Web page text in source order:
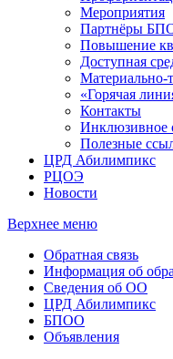
Мероприятия
Партнёры
Повышение
Доступная
Материально-
«Горячая
Контакты
Инклюзивное
Полезные
ЦРД Абилимпикс
РЦОЭ
Новости
Верхнее меню
Обратная связь
Информация об
Сведения об ОО
ЦРД Абилимпикс
БПОО
Объявления